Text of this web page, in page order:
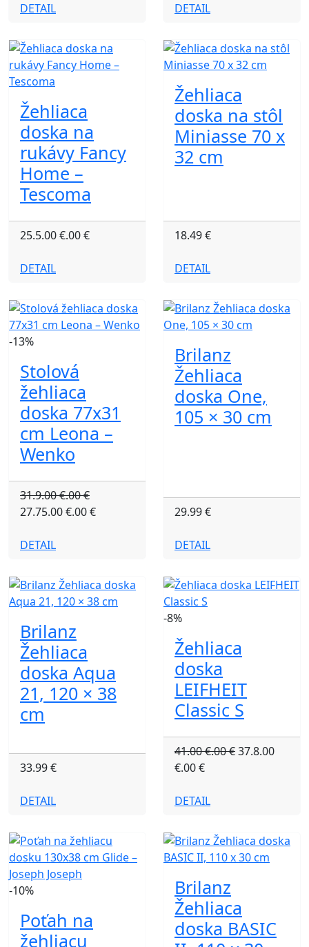
DETAIL DETAIL
Žehliaca
doska na
rukávy Fancy
Home –
Tescoma
25.5.00 €.00 €
DETAIL
Žehliaca
doska na stôl
Miniasse 70 x
32 cm
18.49 €
DETAIL
-13%
Stolová
žehliaca
doska 77x31
cm Leona –
Wenko
31.9.00 €.00 €
27.75.00 €.00 €
DETAIL
Brilanz
Žehliaca
doska One,
105 × 30 cm
29.99 €
DETAIL
Brilanz
Žehliaca
doska Aqua
21, 120 × 38
cm
33.99 €
DETAIL
-8%
Žehliaca
doska
LEIFHEIT
Classic S
41.00 €.00 €37.8.00
€.00 €
DETAIL
-10%
Poťah na
žehliacu
Brilanz
Žehliaca
doska BASIC